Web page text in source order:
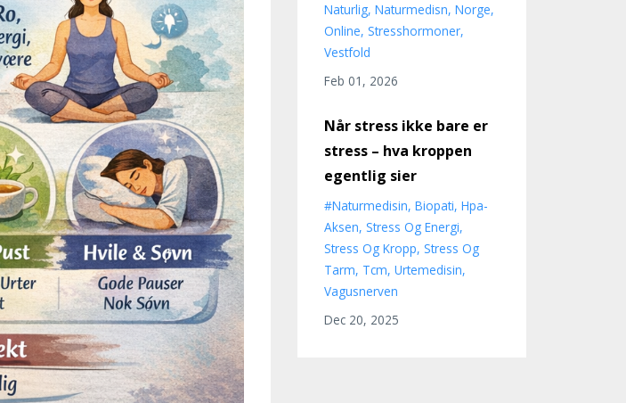
Naturlig Naturmedisn Norge
Online Stresshormoner
Vestfold
Feb 01, 2026
Når stress ikke bare er
stress – hva kroppen
egentlig sier
#naturmedisin Biopati Hpa-
Aksen Stress Og Energi
Stress Og Kropp Stress Og
Tarm Tcm Urtemedisin
Vagusnerven
Dec 20, 2025